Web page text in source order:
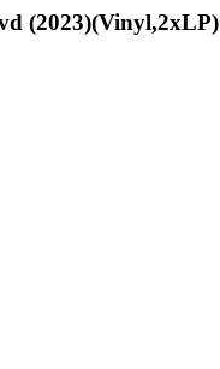
(2023)(Vinyl,2xLP)